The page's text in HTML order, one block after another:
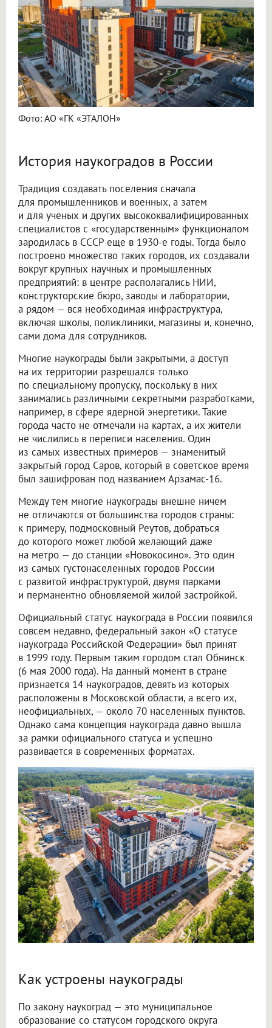
Фото: АО «ГК «ЭТАЛОН»
История наукоградов в России
Традиция создавать поселения сначала
для промышленников и военных, а затем
и для ученых и других высококвалифицированных
специалистов с «государственным» функционалом
зародилась в СССР еще в 1930-е годы. Тогда было
построено множество таких городов, их создавали
вокруг крупных научных и промышленных
предприятий: в центре располагались НИИ,
конструкторские бюро, заводы и лаборатории,
а рядом — вся необходимая инфраструктура,
включая школы, поликлиники, магазины и, конечно,
сами дома для сотрудников.
Многие наукограды были закрытыми, а доступ
на их территории разрешался только
по специальному пропуску, поскольку в них
занимались различными секретными разработками,
например, в сфере ядерной энергетики. Такие
города часто не отмечали на картах, а их жители
не числились в переписи населения. Один
из самых известных примеров — знаменитый
закрытый город Саров, который в советское время
был зашифрован под названием Арзамас-16.
Между тем многие наукограды внешне ничем
не отличаются от большинства городов страны:
к примеру, подмосковный Реутов, добраться
до которого может любой желающий даже
на метро — до станции «Новокосино». Это один
из самых густонаселенных городов России
с развитой инфраструктурой, двумя парками
и перманентно обновляемой жилой застройкой.
Официальный статус наукограда в России появился
совсем недавно, федеральный закон «О статусе
наукограда Российской Федерации» был принят
в 1999 году. Первым таким городом стал Обнинск
(6 мая 2000 года). На данный момент в стране
признается 14 наукоградов, девять из которых
расположены в Московской области, а всего их,
неофициальных, — около 70 населенных пунктов.
Однако сама концепция наукограда давно вышла
за рамки официального статуса и успешно
развивается в современных форматах.
Как устроены наукограды
По закону наукоград — это муниципальное
образование со статусом городского округа